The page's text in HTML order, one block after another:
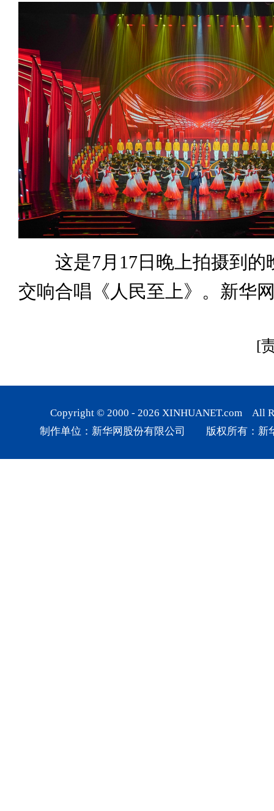
这是7月17日晚上拍摄到的
交响合唱《人民至上》。新华
[
Copyright © 2000 - 2026 XINHUANET.com All
制作单位：新华网股份有限公司 版权所有：新